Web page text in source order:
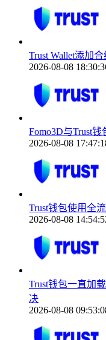
Trust Wallet添加
2026-08-08
Fomo3D与Trust
2026-08-08
Trust钱包使用全
2026-08-08
Trust钱包一直加
决
2026-08-08